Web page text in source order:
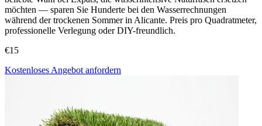
möchten — sparen Sie Hunderte bei den Wasserrechnungen
während der trockenen Sommer in Alicante. Preis pro Quadratmeter,
professionelle Verlegung oder DIY-freundlich.
€15
Kostenloses Angebot anfordern